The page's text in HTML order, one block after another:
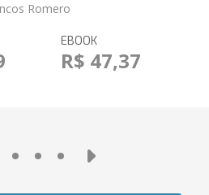
Romero
EBOOK
R$ 47,37